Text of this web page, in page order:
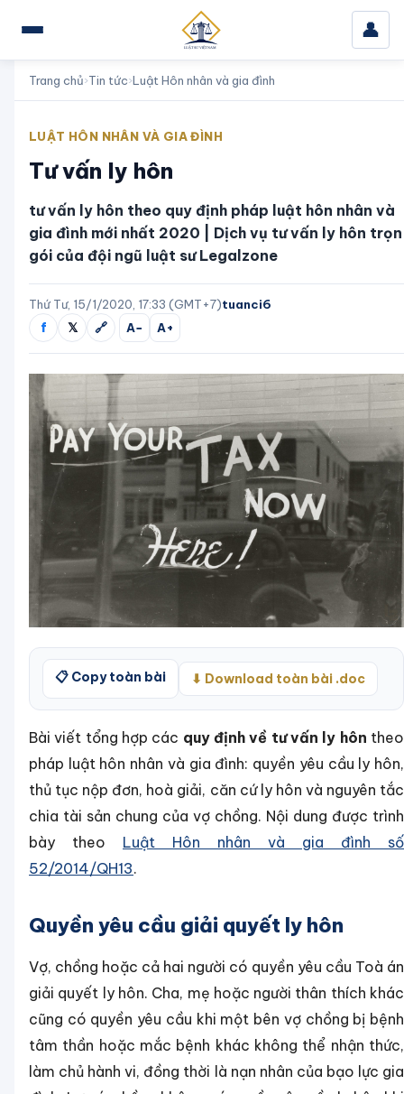
👤
Trang chủ›Tin tức›Luật Hôn nhân và gia đình
LUẬT HÔN NHÂN VÀ GIA ĐÌNH
Tư vấn ly hôn
tư vấn ly hôn theo quy định pháp luật hôn nhân và
gia đình mới nhất 2020 | Dịch vụ tư vấn ly hôn trọn
gói của đội ngũ luật sư Legalzone
Thứ Tư, 15/1/2020, 17:33 (GMT+7)tuanci6
f 𝕏 🔗 A− A+
📋 Copy toàn bài ⬇ Download toàn bài .doc
Bài viết tổng hợp các quy định về tư vấn ly hôn theo
pháp luật hôn nhân và gia đình: quyền yêu cầu ly hôn,
thủ tục nộp đơn, hoà giải, căn cứ ly hôn và nguyên tắc
chia tài sản chung của vợ chồng. Nội dung được trình
bày theo Luật Hôn nhân và gia đình số
52/2014/QH13.
Quyền yêu cầu giải quyết ly hôn
Vợ, chồng hoặc cả hai người có quyền yêu cầu Toà án
giải quyết ly hôn. Cha, mẹ hoặc người thân thích khác
cũng có quyền yêu cầu khi một bên vợ chồng bị bệnh
tâm thần hoặc mắc bệnh khác không thể nhận thức,
làm chủ hành vi, đồng thời là nạn nhân của bạo lực gia